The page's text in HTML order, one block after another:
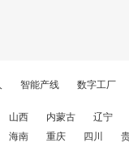
智能产线 数字工厂
山西 内蒙古
辽宁
海南 重庆 四川